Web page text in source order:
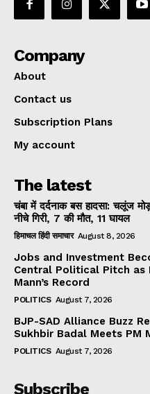
Company
About
Contact us
Subscription Plans
My account
The latest
चंबा में दर्दनाक बस हादसा: चलूंज
नीचे गिरी, 7 की मौत, 11 घायल
हिमाचल हिंदी समाचार August 8, 2026
Jobs and Investment
Central Political Pitch as
Mann’s Record
POLITICS August 7, 2026
BJP-SAD Alliance Buzz
Sukhbir Badal Meets PM
POLITICS August 7, 2026
Subscribe